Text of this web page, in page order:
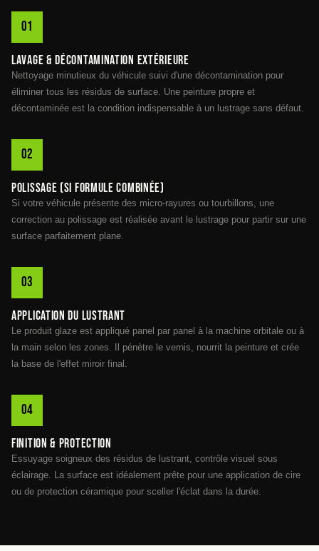
Lavage & décontamination extérieure
Nettoyage minutieux du véhicule suivi d'une décontamination pour
éliminer tous les résidus de surface. Une peinture propre et
décontaminée est la condition indispensable à un lustrage sans défaut.
Polissage (si formule combinée)
Si votre véhicule présente des micro-rayures ou tourbillons, une
correction au polissage est réalisée avant le lustrage pour partir sur une
surface parfaitement plane.
Application du lustrant
Le produit glaze est appliqué panel par panel à la machine orbitale ou à
la main selon les zones. Il pénètre le vernis, nourrit la peinture et crée
la base de l'effet miroir final.
Finition & protection
Essuyage soigneux des résidus de lustrant, contrôle visuel sous
éclairage. La surface est idéalement prête pour une application de cire
ou de protection céramique pour sceller l'éclat dans la durée.